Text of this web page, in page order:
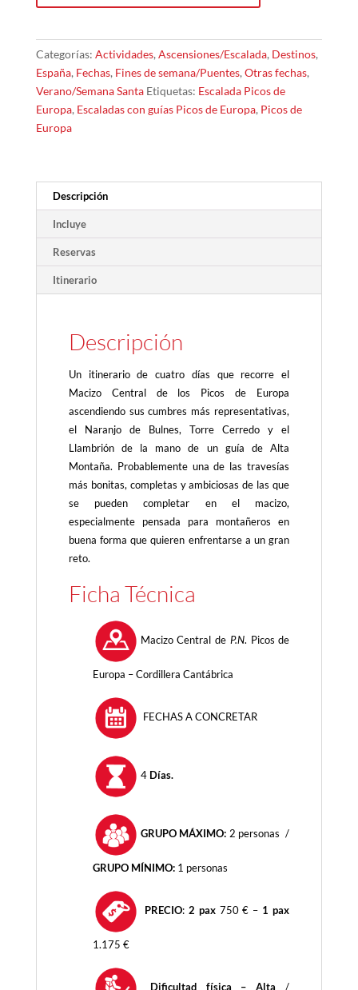
las
Urrieles
cantidad
Categorías: Actividades, Ascensiones/Escalada, Destinos,
España, Fechas, Fines de semana/Puentes, Otras fechas,
Verano/Semana Santa Etiquetas: Escalada Picos de
Europa, Escaladas con guías Picos de Europa, Picos de
Europa
Descripción
Incluye
Reservas
Itinerario
Descripción
Un itinerario de cuatro días que recorre el
Macizo Central de los Picos de Europa
ascendiendo sus cumbres más representativas,
el Naranjo de Bulnes, Torre Cerredo y el
Llambrión de la mano de un guía de Alta
Montaña. Probablemente una de las travesías
más bonitas, completas y ambiciosas de las que
se pueden completar en el macizo,
especialmente pensada para montañeros en
buena forma que quieren enfrentarse a un gran
reto.
Ficha Técnica
Macizo Central de P.N. Picos de
Europa – Cordillera Cantábrica
FECHAS A CONCRETAR
4Días.
GRUPO MÁXIMO: 2 personas /
GRUPO MÍNIMO: 1 personas
PRECIO: 2 pax750 € – 1 pax
1.175 €
Dificultad física – Alta /